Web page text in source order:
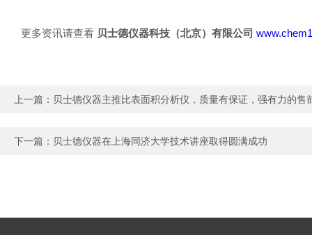
更多资讯请查看 贝士德仪器科技（北京）有限公司
上一篇： 贝士德仪器主推比表面积分析仪，质量有保证，强有力的售
下一篇： 贝士德仪器在上海同济大学技术讲座取得圆满成功